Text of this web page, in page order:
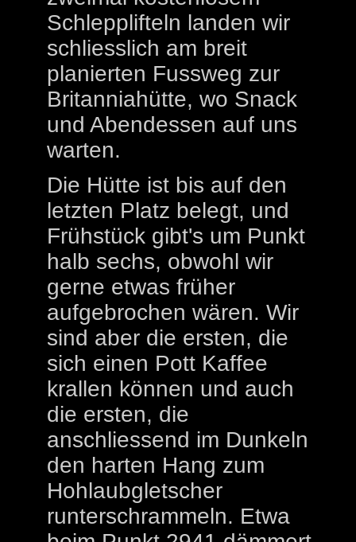
Schlepplifteln landen wir
schliesslich am breit
planierten Fussweg zur
Britanniahütte, wo Snack
und Abendessen auf uns
warten.
Die Hütte ist bis auf den
letzten Platz belegt, und
Frühstück gibt's um Punkt
halb sechs, obwohl wir
gerne etwas früher
aufgebrochen wären. Wir
sind aber die ersten, die
sich einen Pott Kaffee
krallen können und auch
die ersten, die
anschliessend im Dunkeln
den harten Hang zum
Hohlaubgletscher
runterschrammeln. Etwa